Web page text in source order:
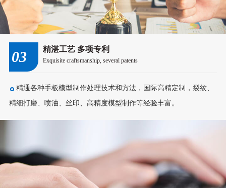
03 精湛工艺 多项专利
Exquisite craftsmanship, several patents
精通各种手板模型制作处理技术和方法，国际高精定制，裂纹、
精细打磨、喷油、丝印、高精度模型制作等经验丰富。